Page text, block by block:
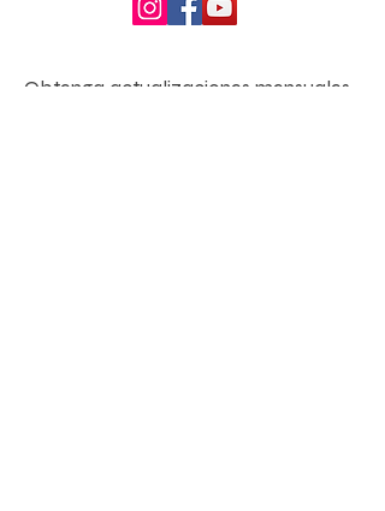
Obtenga actualizaciones mensuales